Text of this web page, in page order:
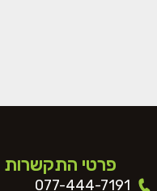
פרטי התקשרות
077-444-7191